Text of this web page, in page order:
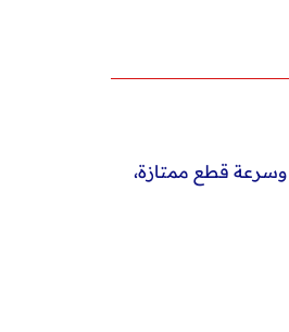
بتوفر أداء قوي وسرعة قطع ممتازة،